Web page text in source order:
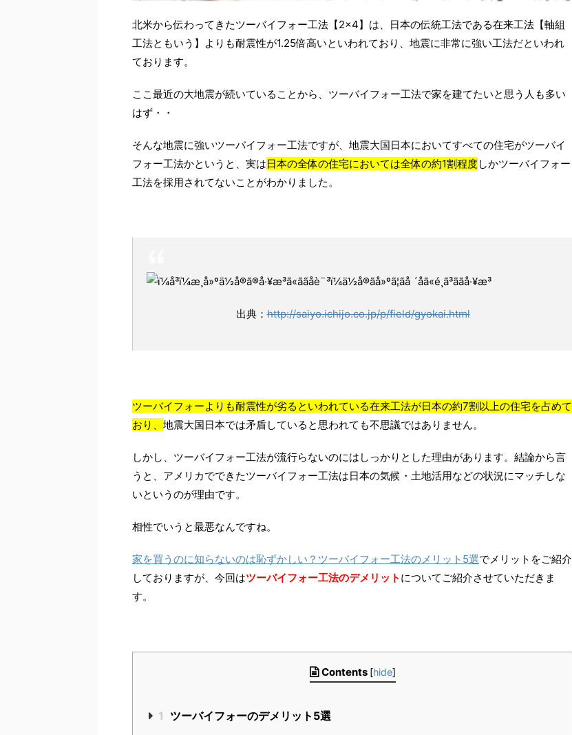
北米から伝わってきたツーバイフォー工法【2×4】は、日本の伝統工法である在来工法【軸組
工法ともいう】よりも耐震性が1.25倍高いといわれており、地震に非常に強い工法だといわれ
ております。
ここ最近の大地震が続いていることから、ツーバイフォー工法で家を建てたいと思う人も多い
はず・・
そんな地震に強いツーバイフォー工法ですが、地震大国日本においてすべての住宅がツーバイ
フォー工法かというと、実は日本の全体の住宅においては全体の約1割程度しかツーバイフォー
工法を採用されてないことがわかりました。
出典：http://saiyo.ichijo.co.jp/p/field/gyokai.html
ツーバイフォーよりも耐震性が劣るといわれている在来工法が日本の約7割以上の住宅を占めて
おり、 地震大国日本では矛盾していると思われても不思議ではありません。
しかし、ツーバイフォー工法が流行らないのにはしっかりとした理由があります。結論から言
うと、アメリカでできたツーバイフォー工法は日本の気候・土地活用などの状況にマッチしな
いというのが理由です。
相性でいうと最悪なんですね。
家を買うのに知らないのは恥ずかしい？ツーバイフォー工法のメリット5選でメリットをご紹介
しておりますが、今回はツーバイフォー工法のデメリット についてご紹介させていただきま
す。
Contents [hide]
1 ツーバイフォーのデメリット5選